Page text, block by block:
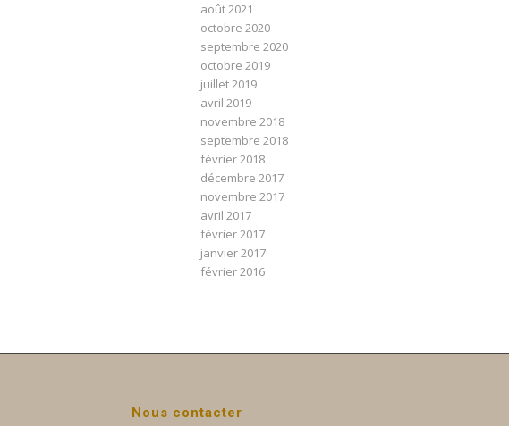
août 2021
octobre 2020
septembre 2020
octobre 2019
juillet 2019
avril 2019
novembre 2018
septembre 2018
février 2018
décembre 2017
novembre 2017
avril 2017
février 2017
janvier 2017
février 2016
Nous contacter